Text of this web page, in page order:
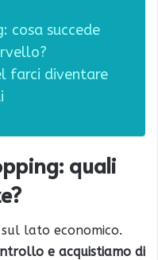
cosa succede
farci diventare
quali
lato economico.
e acquistiamo di